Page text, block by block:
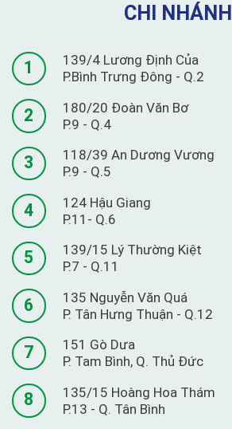
CHI NHÁNH
1
139/4 Lương Định Của
P.Bình Trưng Đông - Q.2
2
180/20 Đoàn Văn Bơ
P.9 - Q.4
3
118/39 An Dương Vương
P.9 - Q.5
4
124 Hậu Giang
P.11- Q.6
5
139/15 Lý Thường Kiệt
P.7 - Q.11
6
135 Nguyễn Văn Quá
P. Tân Hưng Thuận - Q.12
7
151 Gò Dưa
P. Tam Bình, Q. Thủ Đức
8
135/15 Hoàng Hoa Thám
P.13 - Q. Tân Bình